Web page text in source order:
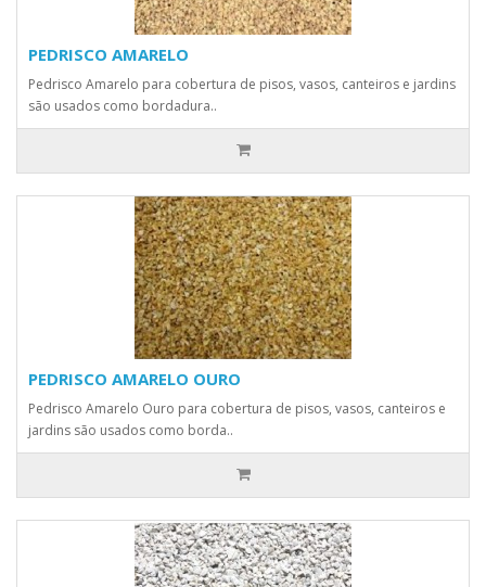
PEDRISCO AMARELO
Pedrisco Amarelo para cobertura de pisos, vasos, canteiros e jardins
são usados como bordadura..
PEDRISCO AMARELO OURO
Pedrisco Amarelo Ouro para cobertura de pisos, vasos, canteiros e
jardins são usados como borda..